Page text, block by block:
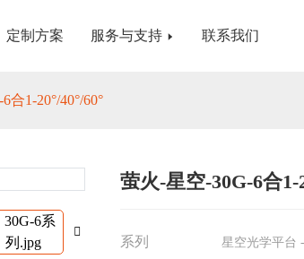
定制方案 服务与支持 联系我们
合1-20°/40°/60°
Loading...
Loading...
萤火-星空-30G-6合1-
系列 星空光学平台